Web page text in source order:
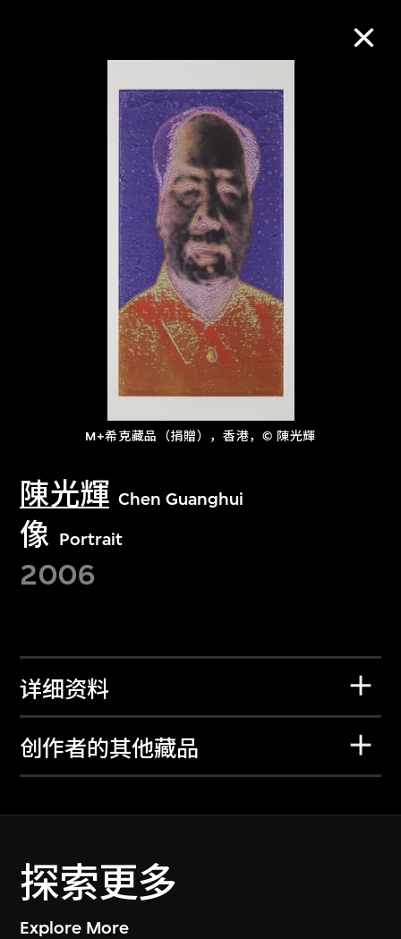
M+希克藏品（捐贈），香港，© 陳光輝
陳光輝 Chen Guanghui
像 Portrait
2006
详细资料
创作者的其他藏品
探索更多
Explore More
M+藏品
进一步筛选
关于M+藏品
探索世界顶级的二十及二十一世纪视觉
文化藏品。